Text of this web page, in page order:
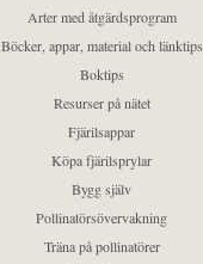
Arter med åtgärdsprogram
Böcker, appar, material och länktips
Boktips
Resurser på nätet
Fjärilsappar
Köpa fjärilsprylar
Bygg själv
Pollinatörsövervakning
Träna på pollinatörer